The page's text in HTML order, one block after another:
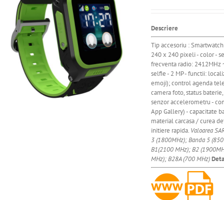
Descriere
Tip accesoriu :
240 x 240 pixeli - color -
frecventa radio: 2412MHz
selfie - 2 MP - functii:
emoji); control agenda
camera foto, status
senzor accelerometru -
App Gallery) - capacitate
material carcasa / curea
initiere rapida. Valoarea
3 (1800MHz); Banda 5
B1(2100 MHz); B2
MHz); B28A (700 MHz)